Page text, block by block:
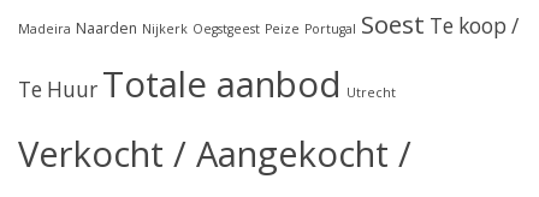
Madeira Naarden Nijkerk Oegstgeest Peize Portugal Soest Te koop /
Te Huur Totale aanbod Utrecht
Verkocht / Aangekocht /